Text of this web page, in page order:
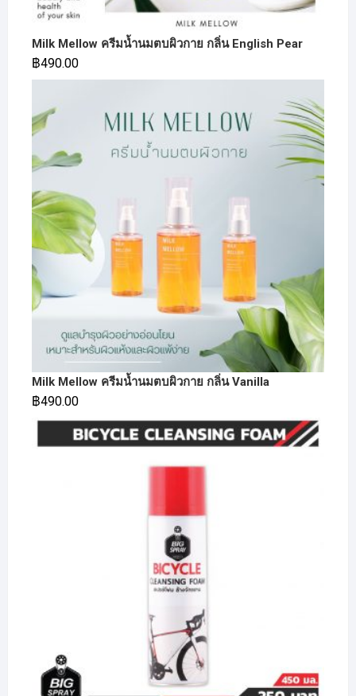
Milk Mellow ครีมน้ำนมตบผิวกาย กลิ่น English Pear
฿490.00
Milk Mellow ครีมน้ำนมตบผิวกาย กลิ่น Vanilla
฿490.00